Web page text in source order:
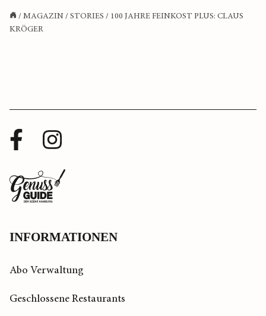
/ MAGAZIN/ STORIES / 100 JAHRE FEINKOST PLUS: CLAUS
KRÖGER
Facebook
Profil
Instagram
Zurück
zur
INFORMATIONEN
Abo Verwaltung
Geschlossene Restaurants